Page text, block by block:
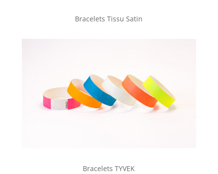
Bracelets Tissu Satin
Bracelets TYVEK